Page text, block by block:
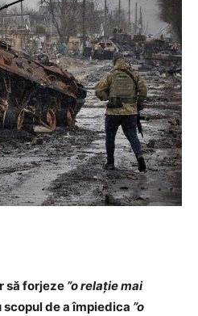
să forjeze ”o relaţie mai
de a împiedica ”o